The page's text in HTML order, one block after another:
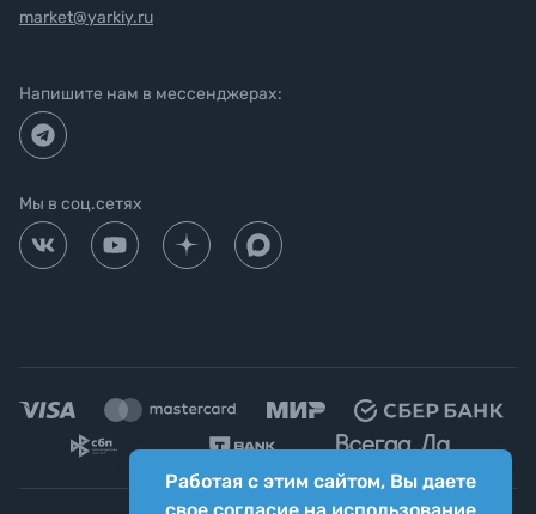
Работая с этим сайтом, Вы даете
market@yarkiy.ru
Напишите нам в мессенджерах:
Мы в соц.сетях